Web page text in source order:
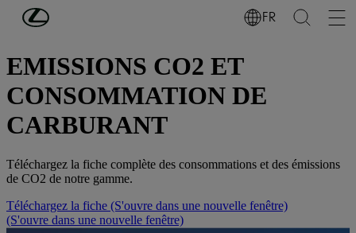
Passer au contenu principal (Appuyez sur Enter) FR
CO2
EMISSIONS CO2 ET
CONSOMMATION DE
CARBURANT
Téléchargez la fiche complète des consommations et des émissions
de CO2 de notre gamme.
Téléchargez la fiche (S'ouvre dans une nouvelle fenêtre)
(S'ouvre dans une nouvelle fenêtre)